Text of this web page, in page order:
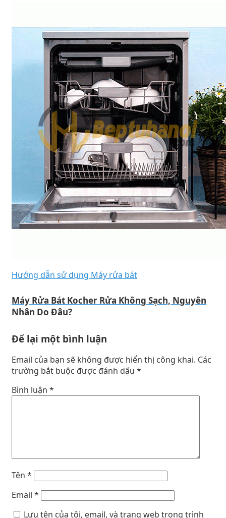
Hướng dẫn sử dụng Máy rửa bát
Máy Rửa Bát Kocher Rửa Không Sạch, Nguyên
Nhân Do Đâu?
Để lại một bình luận
Email của bạn sẽ không được hiển thị công khai. Các
trường bắt buộc được đánh dấu *
Bình luận *
Tên *
Email *
Lưu tên của tôi, email, và trang web trong trình